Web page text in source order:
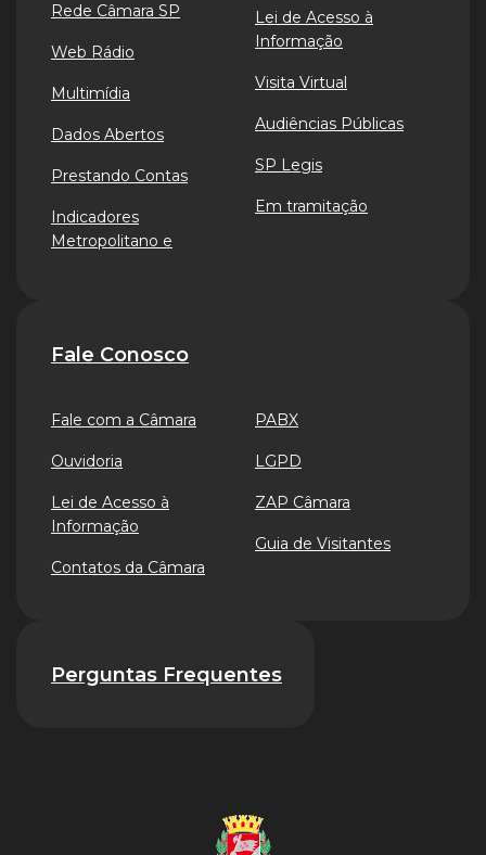
Rede Câmara SP
Web Rádio
Multimídia
Dados Abertos
Prestando Contas
Indicadores
Metropolitano e
Lei de Acesso à
Informação
Visita Virtual
Audiências Públicas
SP Legis
Em tramitação
Fale Conosco
Fale com a Câmara
Ouvidoria
Lei de Acesso à
Informação
Contatos da Câmara
PABX
LGPD
ZAP Câmara
Guia de Visitantes
Perguntas Frequentes